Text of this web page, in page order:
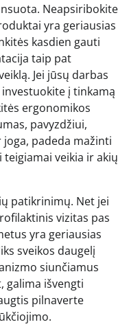
Neapsiribokite
yra geriausias
kasdien gauti
taip pat
Jei jūsų darbas
į tinkamą
ergonomikos
pavyzdžiui,
padeda mažinti
veikia ir akių
patikrinimų. Net jei
vizitas pas
yra geriausias
sveikos daugelį
siunčiamus
galima išvengti
pilnaverte